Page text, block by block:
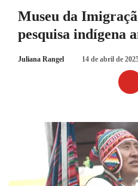
Museu da
pesquisa indígena
Juliana Rangel 14 de abril de